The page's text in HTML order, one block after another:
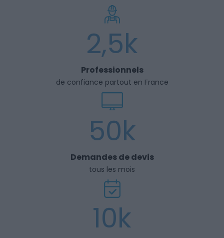
2,5k
Professionnels
de confiance partout en France
50k
Demandes de devis
tous les mois
10k